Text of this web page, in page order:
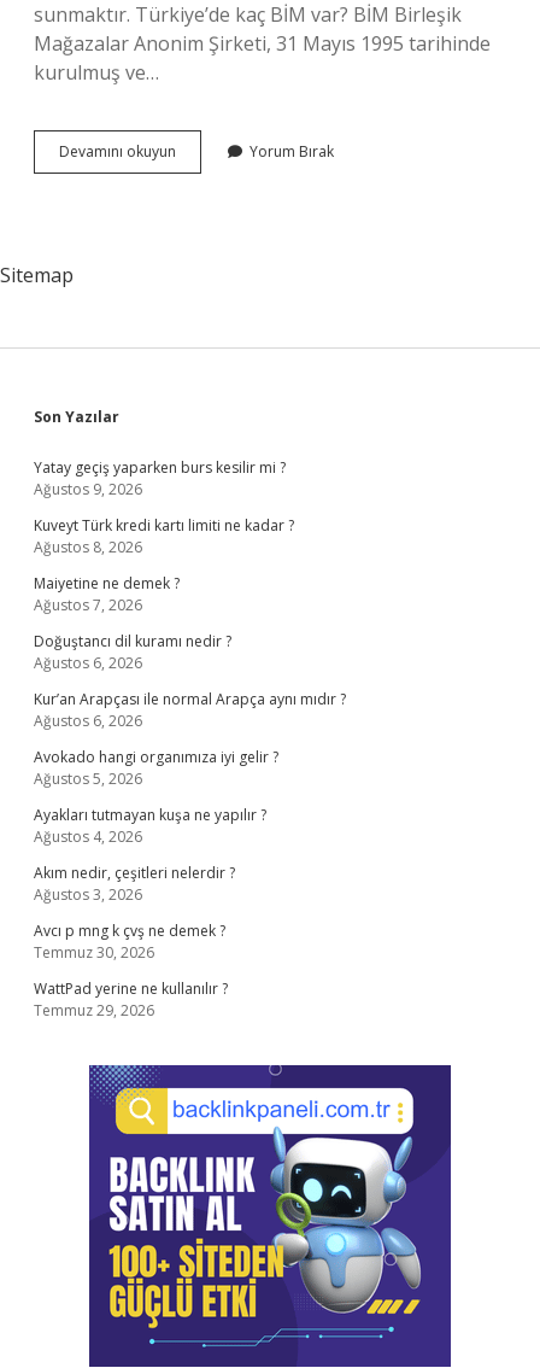
sunmaktır. Türkiye’de kaç BİM var? BİM Birleşik
Mağazalar Anonim Şirketi, 31 Mayıs 1995 tarihinde
kurulmuş ve…
Devamını okuyun
Kaç
Yorum Bırak
Sitemap
Sidebar
Son Yazılar
Yatay geçiş yaparken burs kesilir mi ?
Ağustos 9, 2026
Kuveyt Türk kredi kartı limiti ne kadar ?
Ağustos 8, 2026
Maiyetine ne demek ?
Ağustos 7, 2026
Doğuştancı dil kuramı nedir ?
Ağustos 6, 2026
Kur’an Arapçası ile normal Arapça aynı mıdır ?
Ağustos 6, 2026
Avokado hangi organımıza iyi gelir ?
Ağustos 5, 2026
Ayakları tutmayan kuşa ne yapılır ?
Ağustos 4, 2026
Akım nedir, çeşitleri nelerdir ?
Ağustos 3, 2026
Avcı p mng k çvş ne demek ?
Temmuz 30, 2026
WattPad yerine ne kullanılır ?
Temmuz 29, 2026